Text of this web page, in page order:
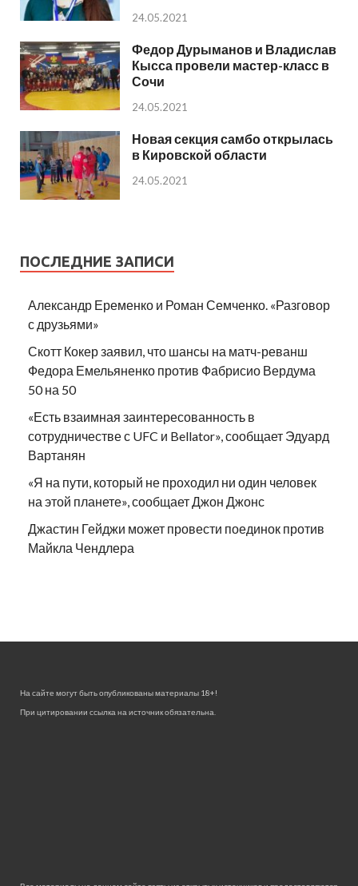
24.05.2021
Федор Дурыманов и Владислав
Кысса провели мастер-класс в
Сочи
24.05.2021
Новая секция самбо открылась
в Кировской области
24.05.2021
ПОСЛЕДНИЕ ЗАПИСИ
Александр Еременко и Роман Семченко. «Разговор
с друзьями»
Скотт Кокер заявил, что шансы на матч-реванш
Федора Емельяненко против Фабрисио Вердума
50 на 50
«Есть взаимная заинтересованность в
сотрудничестве с UFC и Bellator», сообщает Эдуард
Вартанян
«Я на пути, который не проходил ни один человек
на этой планете», сообщает Джон Джонс
Джастин Гейджи может провести поединок против
Майкла Чендлера
На сайте могут быть опубликованы материалы 18+!
При цитировании ссылка на источник обязательна.